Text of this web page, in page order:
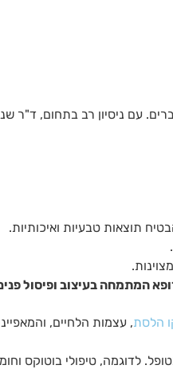
עם ניסיון רב בתחום,
תוצאות טבעיות ואיכותיות.
המתמחה בעיצוב ופיסול
הלסת, עצמות הלחיים,
לדוגמה, טיפולי בוטוקס